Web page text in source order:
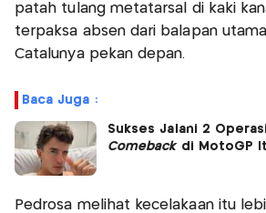
patah tulang metatarsal di kaki
terpaksa absen dari balapan
Catalunya pekan depan.
Baca Juga :
Sukses Jalani 2
Comebackdi MotoGP
Pedrosa melihat kecelakaan itu